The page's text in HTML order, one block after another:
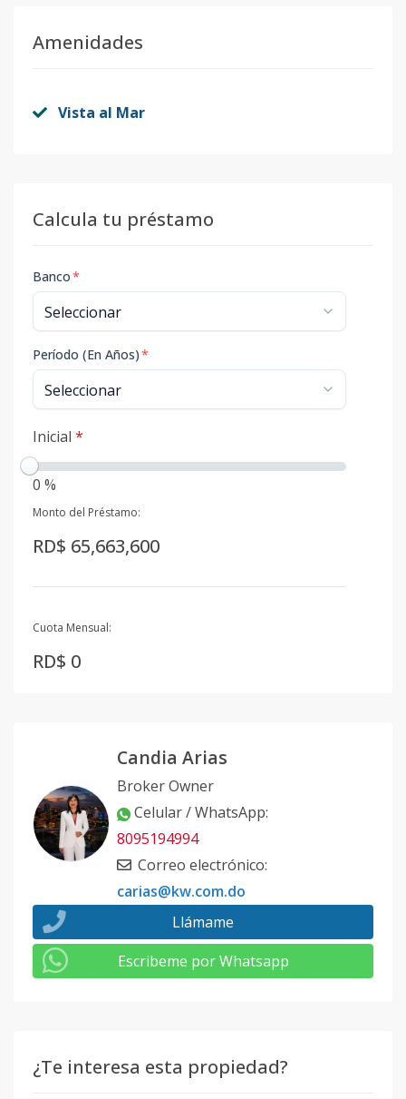
Amenidades
Vista al Mar
Calcula tu préstamo
Banco*
Período (En Años)*
Inicial *
0 %
Monto del Préstamo:
RD$ 65,663,600
Cuota Mensual:
RD$ 0
Candia Arias
Broker Owner
Celular / WhatsApp:
8095194994
Correo electrónico:
carias@kw.com.do
Llámame
Escribeme por Whatsapp
¿Te interesa esta propiedad?